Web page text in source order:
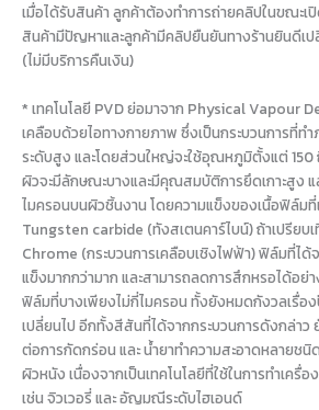
เมื่อได้รับสินค้า ลูกค้าต้องทำการถ่ายคลิปในขณะเ
สินค้ามีปัญหาและลูกค้ามีคลิปยืนยันทางร้านยินดีเ
(ไม่มีบริการคืนเงิน)
* เทคโนโลยี PVD ย่อมาจาก Physical Vapour
เคลือบด้วยไอทางกายภาพ ซึ่งเป็นกระบวนการที่
ระดับสูง และโดยส่วนใหญ่จะใช้อุณหภูมิตั้งแต่ 150
ผิวจะมีลักษณะบางและมีคุณสมบัติการยึดเกาะสูง
ไมครอนบนผิวชิ้นงาน โดยความแข็งของเนื้อฟิล์มที่
Tungsten carbide (ทังสเตนคาร์ไบน์) ถ้าเปรียบ
Chrome (กระบวนการเคลือบเชิงไฟฟ้า) ฟิล์มที่ได้
แข็งมากกว่ามาก และสามารถลดการสึกหรอได้อย่
ฟิล์มที่บางเพียงไม่กี่ไมครอน ทั้งยังหมดกังวลเรื่
เปลี่ยนไป อีกทั้งสีสันที่ได้จากกระบวนการดังกล่าว
ต่อการกัดกร่อน และ น้ำยาทำความสะอาดหลายชนิ
ผิวหนัง เนื่องจากเป็นเทคโนโลยีที่ใช้ในการทำเครื่
เช่น จิวเวอรี่ และ อัญมณีระดับไฮเอนด์